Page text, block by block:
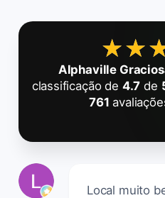
Alphaville
classificação de 4.7 de
761
Local muito